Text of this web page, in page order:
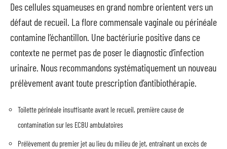
Des cellules squameuses en grand nombre orientent vers un
défaut de recueil. La flore commensale vaginale ou périnéale
contamine l’échantillon. Une bactériurie positive dans ce
contexte ne permet pas de poser le diagnostic d’infection
urinaire. Nous recommandons systématiquement un nouveau
prélèvement avant toute prescription d’antibiothérapie.
Toilette périnéale insuffisante avant le recueil, première cause de
contamination sur les ECBU ambulatoires
Prélèvement du premier jet au lieu du milieu de jet, entraînant un excès de